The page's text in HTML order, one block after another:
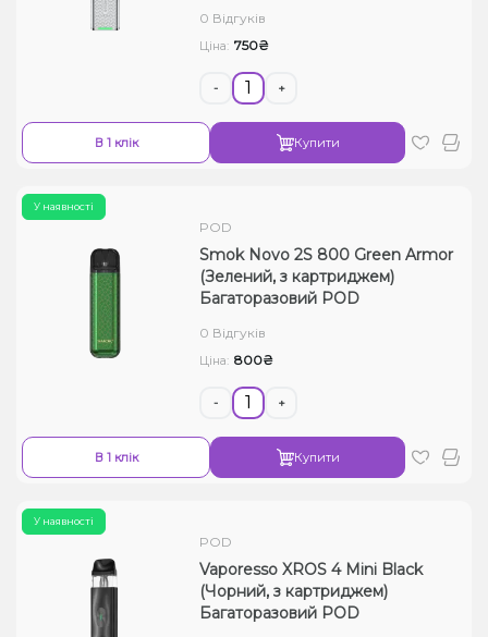
0 Відгуків
Ціна: 750₴
- +
В 1 клік Купити
У наявності
POD
Smok Novo 2S 800 Green Armor
(Зелений, з картриджем)
Багаторазовий POD
0 Відгуків
Ціна: 800₴
- +
В 1 клік Купити
У наявності
POD
Vaporesso XROS 4 Mini Black
(Чорний, з картриджем)
Багаторазовий POD